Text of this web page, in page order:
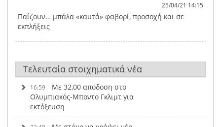
25/04/21 14:15
Παίζουν… μπάλα «καυτά» φαβορί, προσοχή και σε
εκπλήξεις
Τελευταία στοιχηματικά νέα
16:59
Με 32,00 απόδοση στο
Ολυμπιακός-Μποντο Γκλιμτ για
εκτόξευση